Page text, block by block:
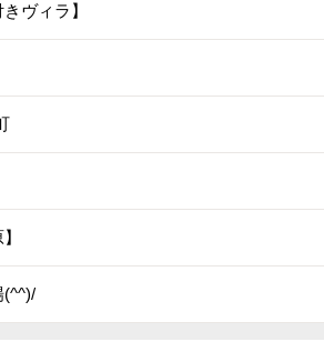
ヴィラ】
(^^)/